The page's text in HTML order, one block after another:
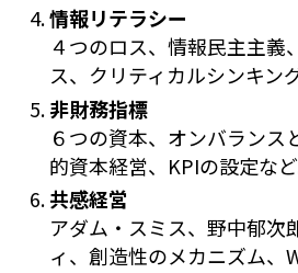
情報リテラシー
４つのロス、情報民主主義
ス、クリティカルシンキン
非財務指標
６つの資本、オンバランス
的資本経営、KPIの設定など
共感経営
アダム・スミス、野中郁次
ィ、創造性のメカニズム、